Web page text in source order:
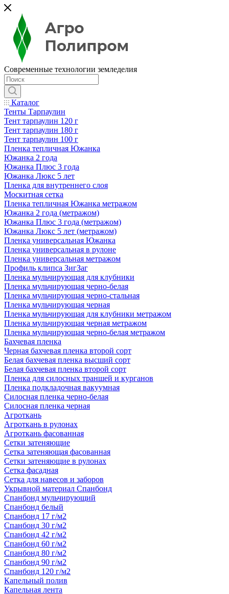
Современные технологии земледелия
Каталог
Тенты Тарпаулин
Тент тарпаулин 120 г
Тент тарпаулин 180 г
Тент тарпаулин 100 г
Пленка тепличная Южанка
Южанка 2 года
Южанка Плюс 3 года
Южанка Люкс 5 лет
Пленка для внутреннего слоя
Москитная сетка
Пленка тепличная Южанка метражом
Южанка 2 года (метражом)
Южанка Плюс 3 года (метражом)
Южанка Люкс 5 лет (метражом)
Пленка универсальная Южанка
Пленка универсальная в рулоне
Пленка универсальная метражом
Профиль клипса ЗигЗаг
Пленка мульчирующая для клубники
Пленка мульчирующая черно-белая
Пленка мульчирующая черно-стальная
Пленка мульчирующая черная
Пленка мульчирующая для клубники метражом
Пленка мульчирующая черная метражом
Пленка мульчирующая черно-белая метражом
Бахчевая пленка
Черная бахчевая пленка второй сорт
Белая бахчевая пленка высший сорт
Белая бахчевая пленка второй сорт
Пленка для силосных траншей и курганов
Пленка подкладочная вакуумная
Силосная пленка черно-белая
Силосная пленка черная
Агроткань
Агроткань в рулонах
Агроткань фасованная
Сетки затеняющие
Сетка затеняющая фасованная
Сетки затеняющие в рулонах
Сетка фасадная
Сетка для навесов и заборов
Укрывной материал Спанбонд
Спанбонд мульчирующий
Спанбонд белый
Спанбонд 17 г/м2
Спанбонд 30 г/м2
Спанбонд 42 г/м2
Спанбонд 60 г/м2
Спанбонд 80 г/м2
Спанбонд 90 г/м2
Спанбонд 120 г/м2
Капельный полив
Капельная лента